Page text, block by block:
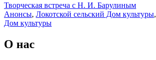
Творческая встреча с Н. И. Барулиным
Анонсы, Локотской сельский Дом культуры,
Дом культуры
О нас